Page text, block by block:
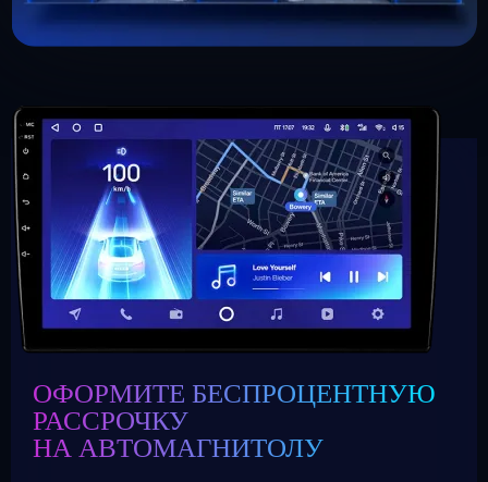
ОФОРМИТЕ БЕСПРОЦЕНТНУЮ
РАССРОЧКУ
НА АВТОМАГНИТОЛУ